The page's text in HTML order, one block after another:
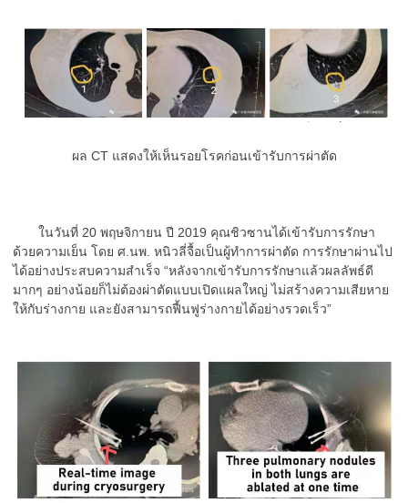
ผล CT แสดงให้เห็นรอยโรคก่อนเข้ารับการผ่าตัด
ในวันที่ 20 พฤษจิกายน ปี 2019 คุณชิวซานได้เข้ารับการรักษา
ด้วยความเย็น โดย ศ.นพ. หนิวลี่จื้อเป็นผู้ทำการผ่าตัด การรักษาผ่านไป
ได้อย่างประสบความสำเร็จ “หลังจากเข้ารับการรักษาแล้วผลลัพธ์ดี
มากๆ อย่างน้อยก็ไม่ต้องผ่าตัดแบบเปิดแผลใหญ่ ไม่สร้างความเสียหาย
ให้กับร่างกาย และยังสามารถฟื้นฟูร่างกายได้อย่างรวดเร็ว”